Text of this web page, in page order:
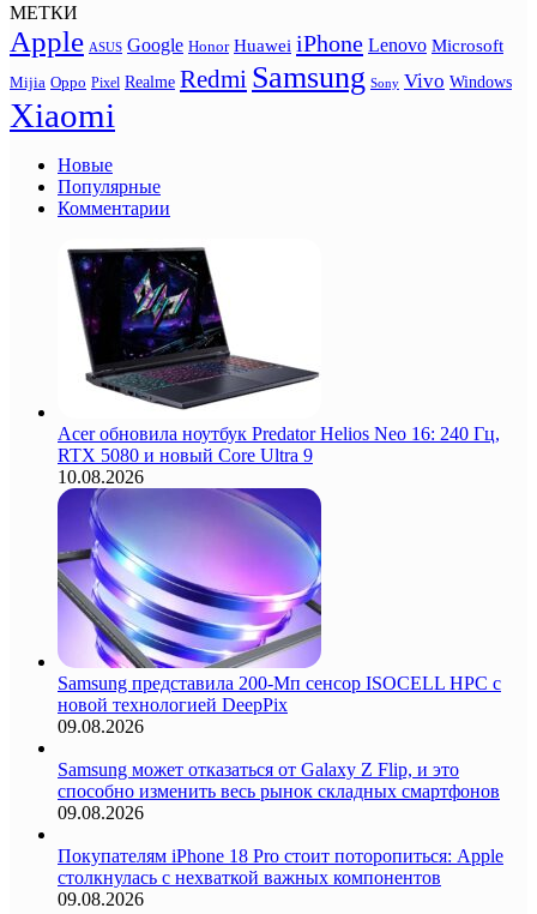
МЕТКИ
Apple ASUS Google Honor Huawei iPhone Lenovo Microsoft
Mijia Oppo Pixel Realme Redmi Samsung Sony Vivo Windows
Xiaomi
Новые
Популярные
Комментарии
Acer обновила ноутбук Predator Helios Neo 16: 240 Гц,
RTX 5080 и новый Core Ultra 9
10.08.2026
Samsung представила 200-Мп сенсор ISOCELL HPC с
новой технологией DeepPix
09.08.2026
Samsung может отказаться от Galaxy Z Flip, и это
способно изменить весь рынок складных смартфонов
09.08.2026
Покупателям iPhone 18 Pro стоит поторопиться: Apple
столкнулась с нехваткой важных компонентов
09.08.2026